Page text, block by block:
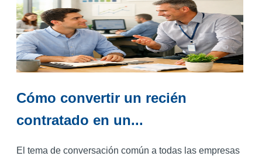
Cómo convertir un recién
contratado en un...
El tema de conversación común a todas las empresas